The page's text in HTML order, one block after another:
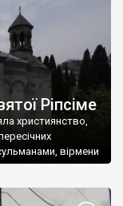
Ріпсіме
християнство,
вірмени